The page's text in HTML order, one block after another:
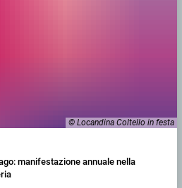
© Locandina Coltello in festa
manifestazione annuale nella